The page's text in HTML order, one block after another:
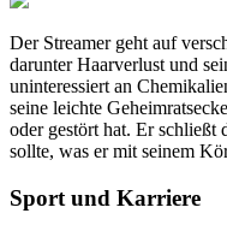
Der Streamer geht auf
darunter Haarverlust und
uninteressiert an
seine leichte
oder gestört hat. Er schließt
sollte, was er mit seinem
Sport und Karriere